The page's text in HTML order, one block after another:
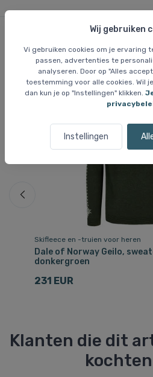
Wij gebruiken
Vi gebruiken cookies om je ervaring
passen, advertenties te
analyseren. Door op "Alles
toestemming voor alle cookies. Wil
dan kun je op "Instellingen" klikken.
Instellingen
Skifleece en -truien voor heren
Dale of Norway Geilo,
donkergroen
231 EUR
Klanten die dit